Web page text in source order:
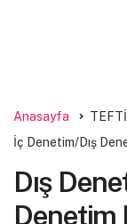
Anasayfa
İç Denetim/Dış
Dış
Denetim